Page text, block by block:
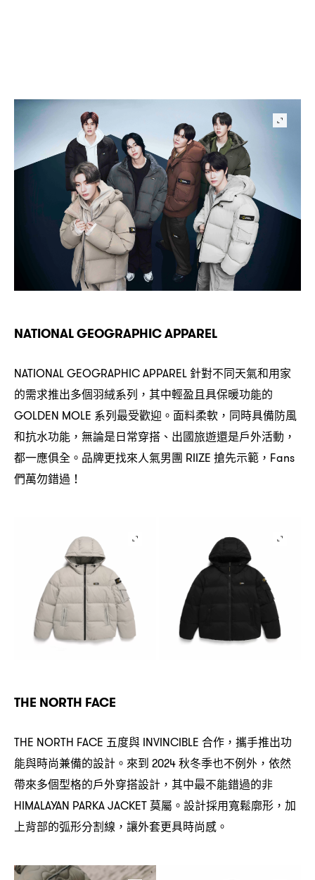
NATIONAL GEOGRAPHIC APPAREL
NATIONAL GEOGRAPHIC APPAREL 針對不同天氣和用家
的需求推出多個羽絨系列 ， 其中輕盈且具保暖功能的
GOLDEN MOLE 系列最受歡迎。面料柔軟 ， 同時具備防風
和抗水功能 ， 無論是日常穿搭、出國旅遊還是戶外活動 ，
都一應俱全。品牌更找來人氣男團 RIIZE 搶先示範 ，Fans
們萬勿錯過 ！
THE NORTH FACE
THE NORTH FACE 五度與 INVINCIBLE 合作 ， 攜手推出功
能與時尚兼備的設計。來到 2024秋冬季也不例外 ， 依然
帶來多個型格的戶外穿搭設計 ， 其中最不能錯過的非
⁠HIMALAYAN PARKA JACKET 莫屬。設計採用寬鬆廓形 ， 加
上背部的弧形分割線 ， 讓外套更具時尚感。